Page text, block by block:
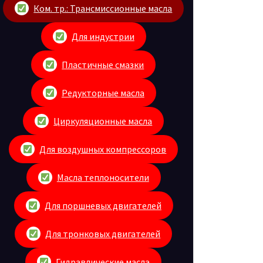
Ком. тр.: Трансмиссионные масла
Для индустрии
Пластичные смазки
Редукторные масла
Циркуляционные масла
Для воздушных компрессоров
Масла теплоносители
Для поршневых двигателей
Для тронковых двигателей